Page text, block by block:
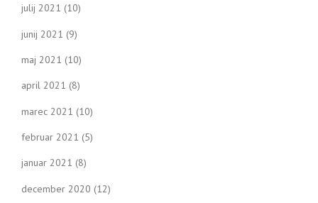
julij 2021 (10)
junij 2021 (9)
maj 2021 (10)
april 2021 (8)
marec 2021 (10)
februar 2021 (5)
januar 2021 (8)
december 2020 (12)